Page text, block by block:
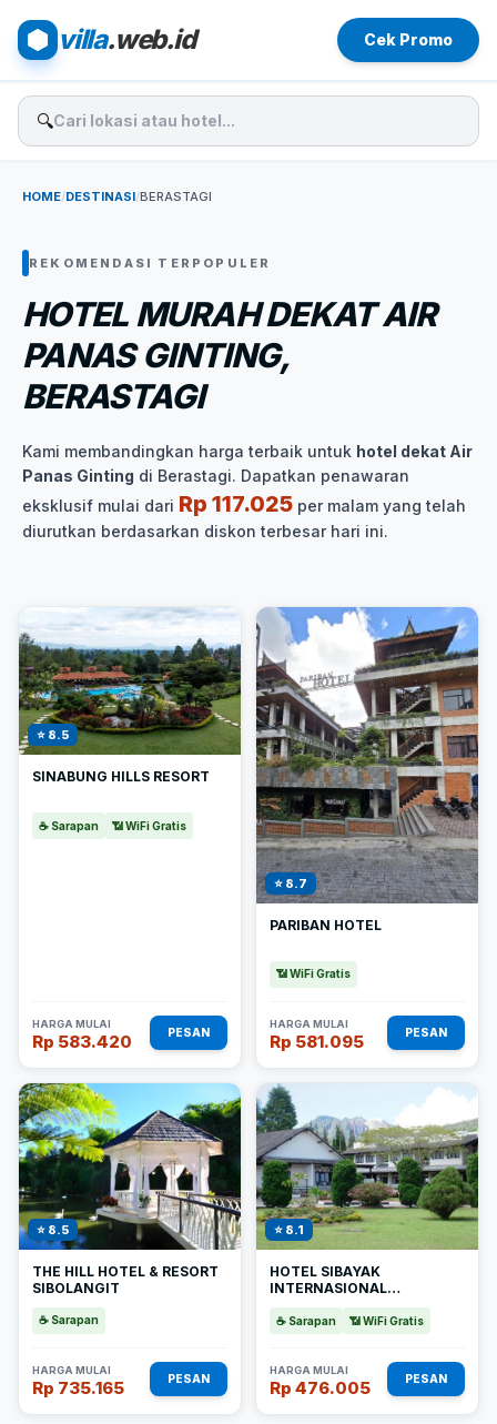
villa.web.id Cek Promo
🔍
HOME/DESTINASI/BERASTAGI
REKOMENDASI TERPOPULER
HOTEL MURAH DEKAT AIR
PANAS GINTING,
BERASTAGI
Kami membandingkan harga terbaik untuk hotel dekat Air
Panas Ginting di Berastagi. Dapatkan penawaran
eksklusif mulai dari Rp 117.025 per malam yang telah
diurutkan berdasarkan diskon terbesar hari ini.
⭐ 8.5
SINABUNG HILLS RESORT
☕ Sarapan 📶 WiFi Gratis
HARGA MULAI
Rp 583.420 PESAN
⭐ 8.7
PARIBAN HOTEL
📶 WiFi Gratis
HARGA MULAI
Rp 581.095 PESAN
⭐ 8.5
THE HILL HOTEL & RESORT
SIBOLANGIT
☕ Sarapan
HARGA MULAI
Rp 735.165 PESAN
⭐ 8.1
HOTEL SIBAYAK
INTERNASIONAL
☕ Sarapan 📶 WiFi Gratis
HARGA MULAI
Rp 476.005 PESAN